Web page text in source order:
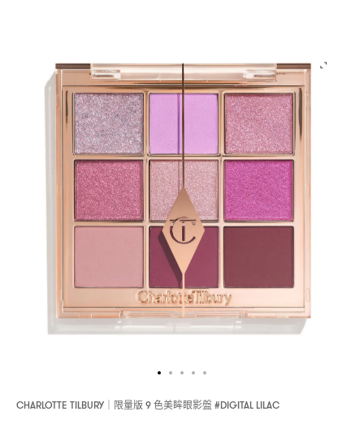
CHARLOTTE TILBURY｜ 限量版 9色美眸眼影盤#DIGITAL LILAC